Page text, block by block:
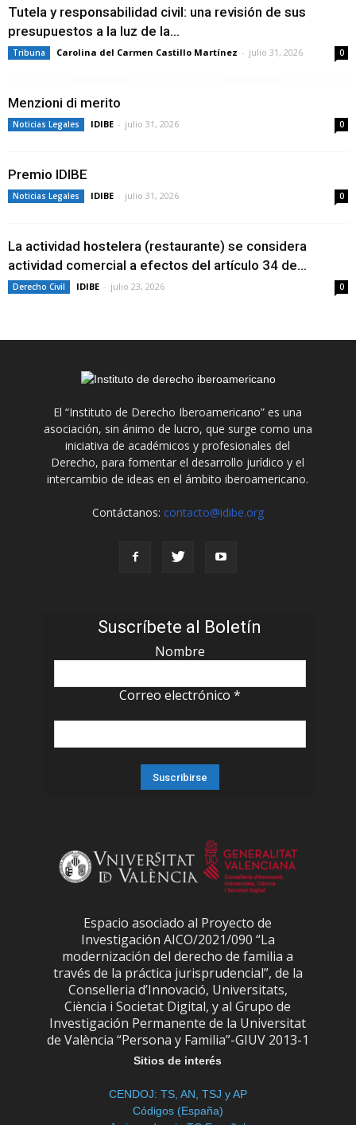
Tutela y responsabilidad civil: una revisión de sus
presupuestos a la luz de la...
Tribuna Carolina del Carmen Castillo Martínez - julio 31, 2026 0
Menzioni di merito
Noticias Legales IDIBE - julio 31, 2026 0
Premio IDIBE
Noticias Legales IDIBE - julio 31, 2026 0
La actividad hostelera (restaurante) se considera
actividad comercial a efectos del artículo 34 de...
Derecho Civil IDIBE - julio 23, 2026 0
El “Instituto de Derecho Iberoamericano” es una
asociación, sin ánimo de lucro, que surge como una
iniciativa de académicos y profesionales del
Derecho, para fomentar el desarrollo jurídico y el
intercambio de ideas en el ámbito iberoamericano.
Contáctanos: contacto@idibe.org
Suscríbete al Boletín
Nombre
Correo electrónico *
Espacio asociado al Proyecto de
Investigación AICO/2021/090 “La
modernización del derecho de familia a
través de la práctica jurisprudencial”, de la
Conselleria d’Innovació, Universitats,
Ciència i Societat Digital, y al Grupo de
Investigación Permanente de la Universitat
de València “Persona y Familia”-GIUV 2013-1
Sitios de interés
CENDOJ: TS, AN, TSJ y AP
Códigos (España)